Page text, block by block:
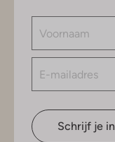
Schrijf je in